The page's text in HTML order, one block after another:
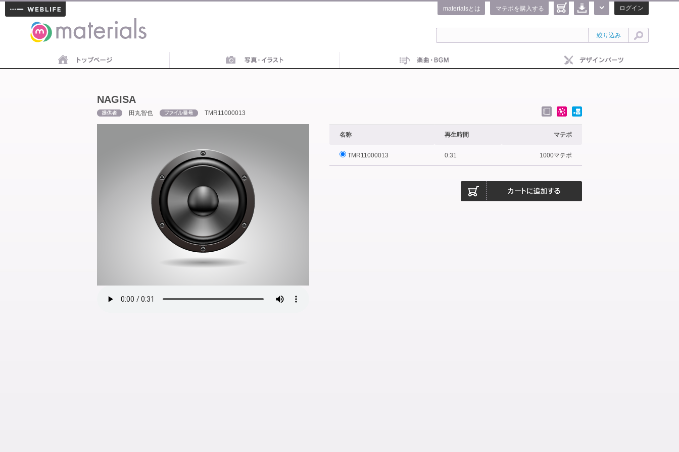
materials
ログイン
マテポを購入する
materialsとは
絞り込み
NAGISA
田丸智也 TMR11000013
名称 再生時間 マテポ
TMR11000013 0:31 1000マテポ